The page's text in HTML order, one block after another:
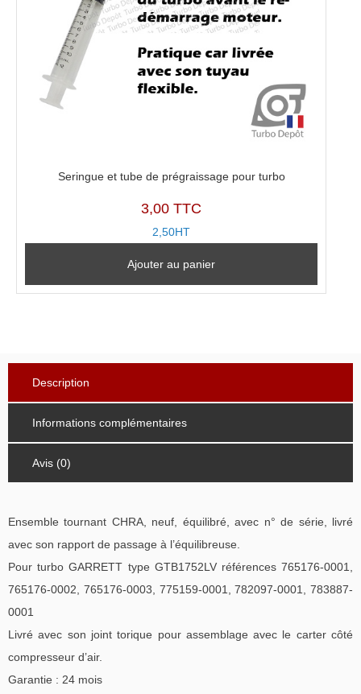
Seringue et tube de prégraissage pour turbo
3,00 TTC
2,50HT
Ajouter au panier
Description
Informations complémentaires
Avis (0)
Ensemble tournant CHRA, neuf, équilibré, avec n° de série, livré
avec son rapport de passage à l’équilibreuse.
Pour turbo GARRETT type GTB1752LV références 765176-0001,
765176-0002, 765176-0003, 775159-0001, 782097-0001, 783887-
0001
Livré avec son joint torique pour assemblage avec le carter côté
compresseur d’air.
Garantie : 24 mois